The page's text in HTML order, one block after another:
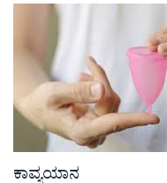
ಕಾವ್ಯಯಾನ